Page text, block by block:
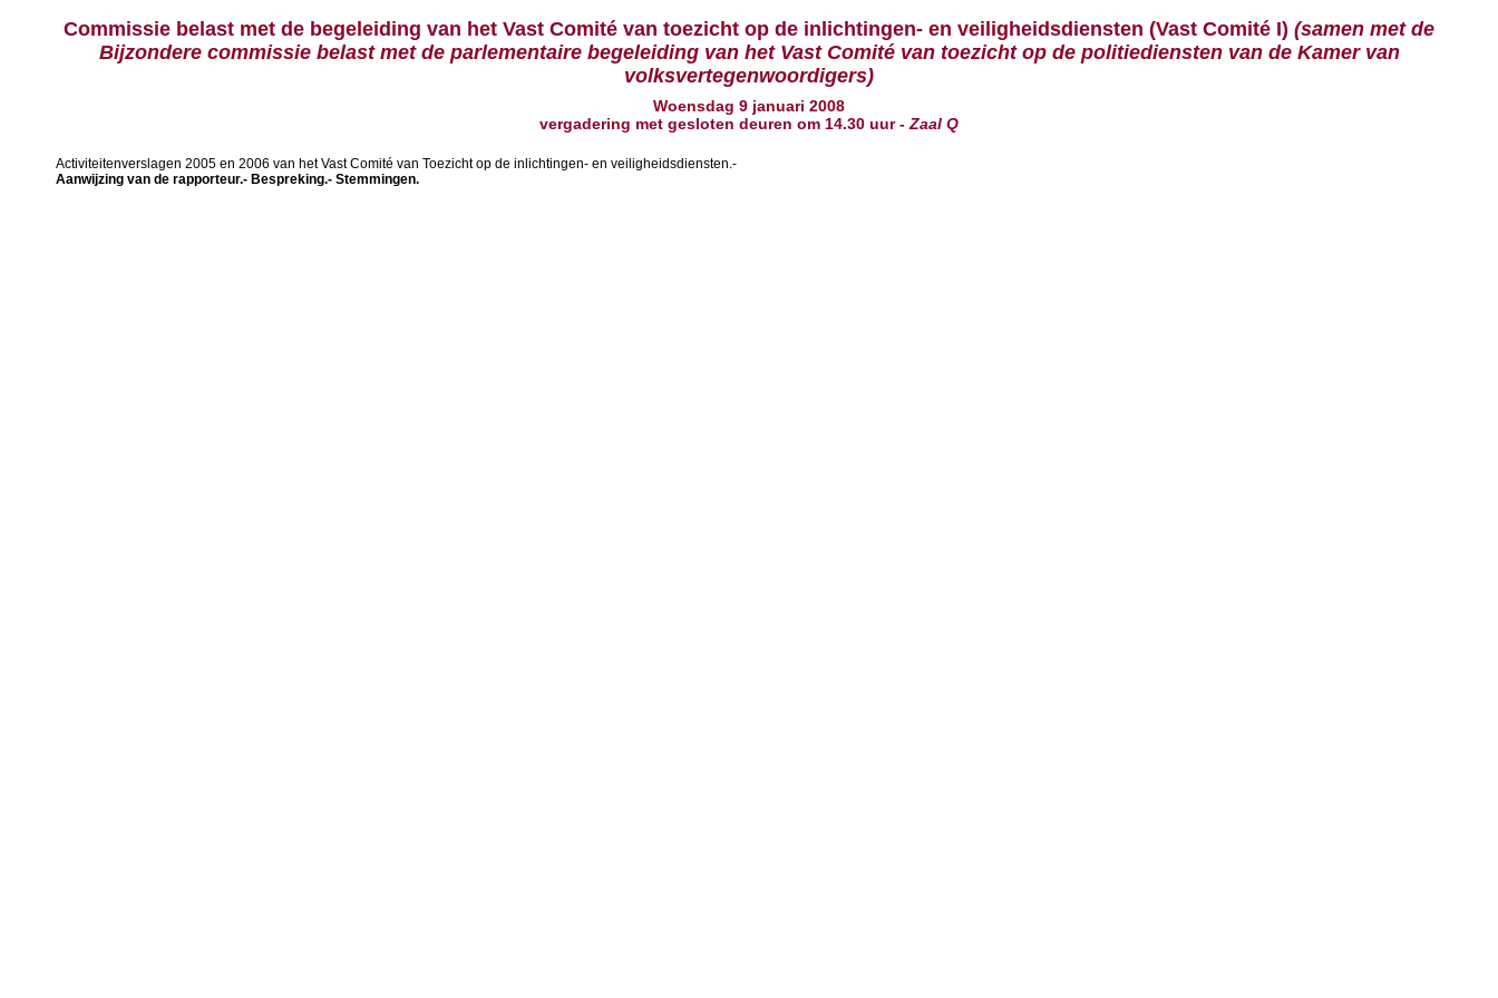
Commissie belast met de begeleiding van het Vast Comité van toezicht op de inlichtingen- en veiligheidsdiensten (Vast Comité I) (samen met de
Bijzondere commissie belast met de parlementaire begeleiding van het Vast Comité van toezicht op de politiediensten van de Kamer van
volksvertegenwoordigers)
Woensdag 9 januari 2008
vergadering met gesloten deuren om 14.30 uur- Zaal Q
Activiteitenverslagen 2005 en 2006 van het Vast Comité van Toezicht op de inlichtingen- en veiligheidsdiensten.-
Aanwijzing van de rapporteur.- Bespreking.- Stemmingen.